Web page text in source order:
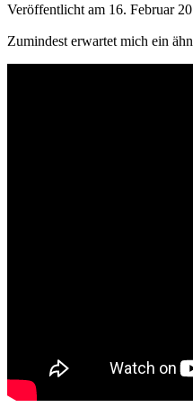
Veröffentlicht am 16. Februar
Zumindest erwartet mich ein